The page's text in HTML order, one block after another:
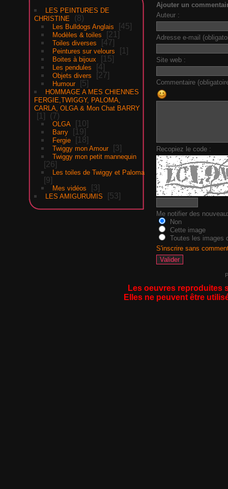
LES PEINTURES DE
CHRISTINE
8
Les Bulldogs Anglais 45
Modèles & toiles 21
Toiles diverses 47
Peintures sur velours 1
Boites à bijoux 15
Les pendules 4
Objets divers 27
Humour 5
HOMMAGE A MES CHIENNES
FERGIE,TWIGGY, PALOMA,
CARLA, OLGA & Mon Chat BARRY
1 7
OLGA 10
Barry 19
Fergie 18
Twiggy mon Amour 3
Twiggy mon petit mannequin
26
Les toiles de Twiggy et Paloma
9
Mes vidéos 3
LES AMIGURUMIS 53
Ajouter un
Auteur :
Adresse e-mail
Site web :
Commentaire
Recopiez le code :
Me notifier des
Non
Cette image
Toutes les images
S'inscrire sans
Les oeuvres reproduites
Elles ne peuvent être